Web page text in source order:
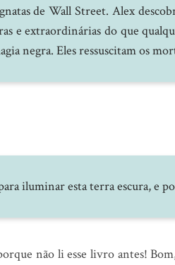
de Wall Street. Alex
e extraordinárias do que
negra. Eles ressuscitam os
iluminar esta terra escura, e
não li esse livro antes!